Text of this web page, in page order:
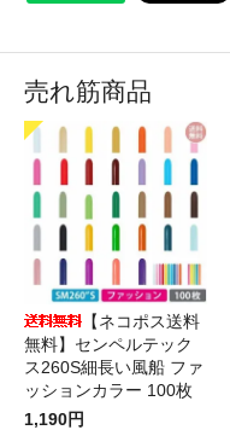
売れ筋商品
【ネコポス送料
無料】センペルテック
ス260S細長い風船 ファ
ッションカラー 100枚
1,190円